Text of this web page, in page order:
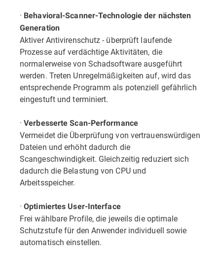
· Behavioral-Scanner-Technologie der nächsten
Generation
Aktiver Antivirenschutz - überprüft laufende
Prozesse auf verdächtige Aktivitäten, die
normalerweise von Schadsoftware ausgeführt
werden. Treten Unregelmäßigkeiten auf, wird das
entsprechende Programm als potenziell gefährlich
eingestuft und terminiert.
·Verbesserte Scan-Performance
Vermeidet die Überprüfung von vertrauenswürdigen
Dateien und erhöht dadurch die
Scangeschwindigkeit. Gleichzeitig reduziert sich
dadurch die Belastung von CPU und
Arbeitsspeicher.
·Optimiertes User-Interface
Frei wählbare Profile, die jeweils die optimale
Schutzstufe für den Anwender individuell sowie
automatisch einstellen.